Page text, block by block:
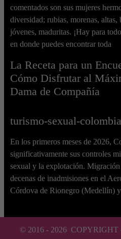
comentados son sus mujeres
diversidad; rubias, morenas, altas,
jóvenes, maduritas. ¡Hay para
en donde puedes encontrar toda
La Receta para un
Cómo Disfrutar al
Dama de Compañía
turismo-sexual-
En los primeros meses de 2026,
significativamente sus controles
sexual y la explotación.
decenas de inadmisiones en el
Córdova de Rionegro (Medellín)
© 2016 - 2026 COPYRIGHT